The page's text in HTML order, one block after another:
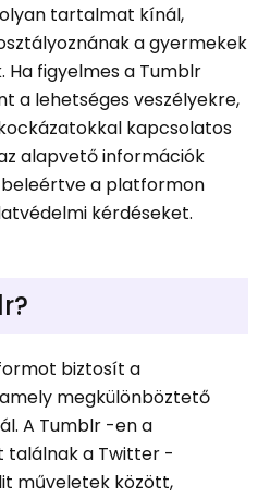
tartalmat kínál,
a gyermekek
figyelmes a Tumblr
a lehetséges veszélyekre,
kapcsolatos
alapvető információk
a platformon
kérdéseket.
biztosít a
megkülönböztető
A Tumblr -en a
találnak a Twitter -
műveletek között,